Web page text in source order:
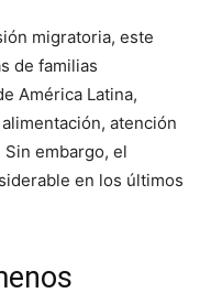
migratoria, este
de familias
América Latina,
atención
embargo, el
en los últimos